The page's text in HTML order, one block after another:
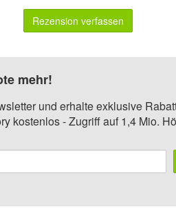
Rezension verfassen
mehr!
und erhalte exklusive
kostenlos - Zugriff auf 1,4 Mio.